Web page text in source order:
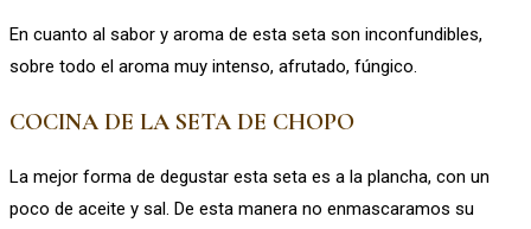
En cuanto al sabor y aroma de esta seta son inconfundibles,
sobre todo el aroma muy intenso, afrutado, fúngico.
COCINA DE LA SETA DE CHOPO
La mejor forma de degustar esta seta es a la plancha, con un
poco de aceite y sal. De esta manera no enmascaramos su